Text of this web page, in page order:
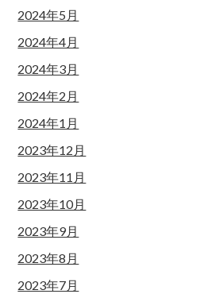
2024年5月
2024年4月
2024年3月
2024年2月
2024年1月
2023年12月
2023年11月
2023年10月
2023年9月
2023年8月
2023年7月